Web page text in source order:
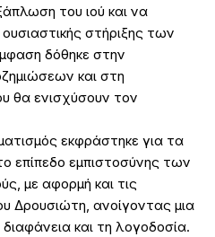
του ιού και να
στήριξης των
δόθηκε στην
και στη
θα ενισχύσουν τον
εκφράστηκε για τα
επίπεδο εμπιστοσύνης των
με αφορμή και τις
Δρουσιώτη, ανοίγοντας μια
και τη λογοδοσία.